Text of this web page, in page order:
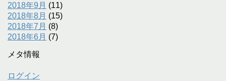
2018年9月 (11)
2018年8月 (15)
2018年7月 (8)
2018年6月 (7)
メタ情報
ログイン